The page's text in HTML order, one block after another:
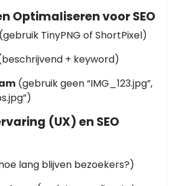
Optimaliseren voor SEO
(gebruik TinyPNG of ShortPixel)
+ keyword)
(gebruik geen “IMG_123.jpg”,
(UX) en SEO
lang blijven bezoekers?)